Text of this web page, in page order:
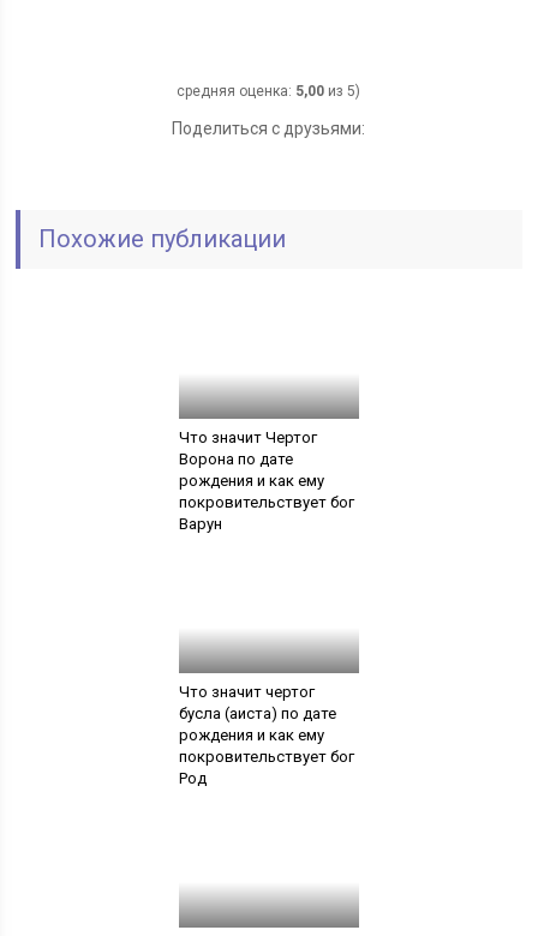
средняя оценка: 5,00 из 5)
Поделиться с друзьями:
Похожие публикации
Что значит Чертог
Ворона по дате
рождения и как ему
покровительствует бог
Варун
Что значит чертог
бусла (аиста) по дате
рождения и как ему
покровительствует бог
Род